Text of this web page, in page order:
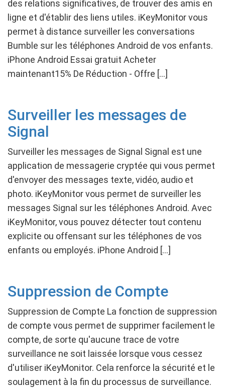
des relations significatives, de trouver des amis en
ligne et d'établir des liens utiles. iKeyMonitor vous
permet à distance surveiller les conversations
Bumble sur les téléphones Android de vos enfants.
iPhone Android Essai gratuit Acheter
maintenant15% De Réduction - Offre […]
Surveiller les messages de
Signal
Surveiller les messages de Signal Signal est une
application de messagerie cryptée qui vous permet
d'envoyer des messages texte, vidéo, audio et
photo. iKeyMonitor vous permet de surveiller les
messages Signal sur les téléphones Android. Avec
iKeyMonitor, vous pouvez détecter tout contenu
explicite ou offensant sur les téléphones de vos
enfants ou employés. iPhone Android […]
Suppression de Compte
Suppression de Compte La fonction de suppression
de compte vous permet de supprimer facilement le
compte, de sorte qu'aucune trace de votre
surveillance ne soit laissée lorsque vous cessez
d'utiliser iKeyMonitor. Cela renforce la sécurité et le
soulagement à la fin du processus de surveillance.